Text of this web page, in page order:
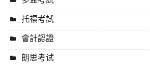
托福考試
會計認證
朗思考试